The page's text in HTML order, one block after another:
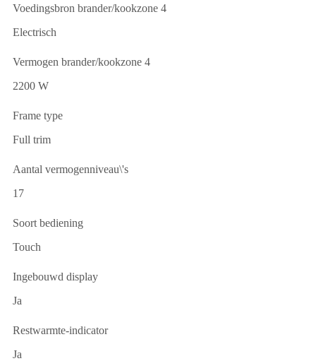
Voedingsbron brander/kookzone 4
Electrisch
Vermogen brander/kookzone 4
2200 W
Frame type
Full trim
Aantal vermogenniveau\'s
17
Soort bediening
Touch
Ingebouwd display
Ja
Restwarmte-indicator
Ja